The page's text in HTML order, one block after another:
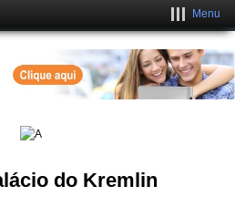
Menu
do Kremlin
Grátis